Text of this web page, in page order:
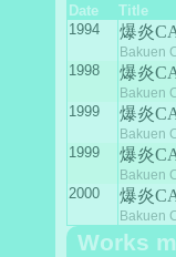
Date
Title
1994
爆炎
Bakuen
1998 爆炎
Bakuen
1999 爆炎
Bakuen
1999 爆炎
Bakuen
2000 爆炎
Bakuen
Works